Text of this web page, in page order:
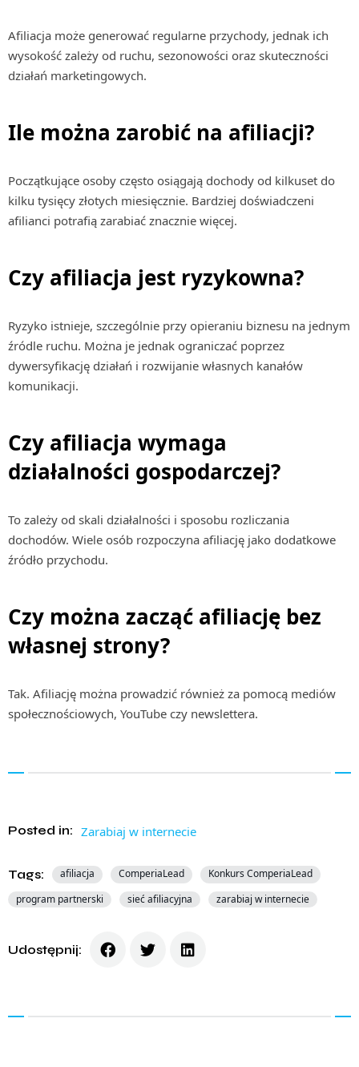
Afiliacja może generować regularne przychody, jednak ich
wysokość zależy od ruchu, sezonowości oraz skuteczności
działań marketingowych.
Ile można zarobić na afiliacji?
Początkujące osoby często osiągają dochody od kilkuset do
kilku tysięcy złotych miesięcznie. Bardziej doświadczeni
afilianci potrafią zarabiać znacznie więcej.
Czy afiliacja jest ryzykowna?
Ryzyko istnieje, szczególnie przy opieraniu biznesu na jednym
źródle ruchu. Można je jednak ograniczać poprzez
dywersyfikację działań i rozwijanie własnych kanałów
komunikacji.
Czy afiliacja wymaga
działalności gospodarczej?
To zależy od skali działalności i sposobu rozliczania
dochodów. Wiele osób rozpoczyna afiliację jako dodatkowe
źródło przychodu.
Czy można zacząć afiliację bez
własnej strony?
Tak. Afiliację można prowadzić również za pomocą mediów
społecznościowych, YouTube czy newslettera.
Posted in: Zarabiaj w internecie
Tags: afiliacja ComperiaLead
Konkurs ComperiaLead
program partnerski
sieć afiliacyjna zarabiaj w internecie
Udostępnij: